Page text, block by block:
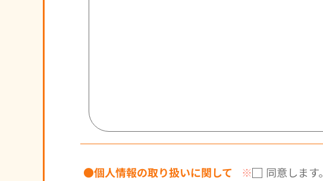
●個人情報の取り扱いに関して ※ 同意します。